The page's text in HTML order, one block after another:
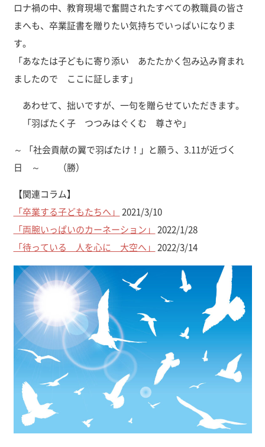
ロナ禍の中、教育現場で奮闘されたすべての教職員の皆さ
まへも、卒業証書を贈りたい気持ちでいっぱいになりま
す。
「あなたは子どもに寄り添い あたたかく包み込み育まれ
ましたので ここに証します」
あわせて、拙いですが、一句を贈らせていただきます。
「羽ばたく子 つつみはぐくむ 尊さや」
～ 「社会貢献の翼で羽ばたけ！」と願う、3.11が近づく
日 ～ （勝）
【関連コラム】
「卒業する子どもたちへ」
2021/3/10
「両腕いっぱいのカーネーション」
2022/1/28
「待っている 人を心に 大空へ」
2022/3/14